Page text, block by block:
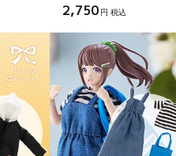
2,750 円 税込